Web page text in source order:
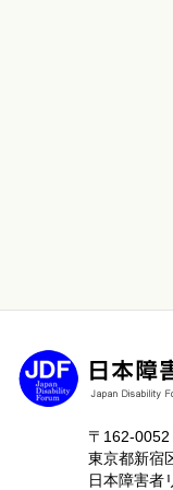
〒162-0052
東京都新宿
日本障害者